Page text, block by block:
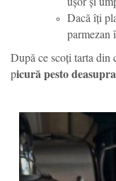
Dacă îți
parmezan
După ce scoți tarta din
picură pesto deasupra